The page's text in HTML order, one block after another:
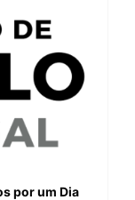
por um Dia